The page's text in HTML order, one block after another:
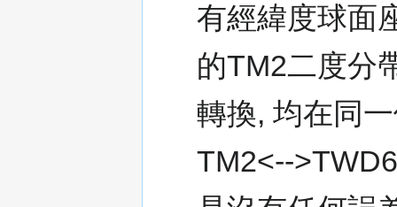
有經緯度球面
的TM2二度分
轉換, 均在同
TM2<--